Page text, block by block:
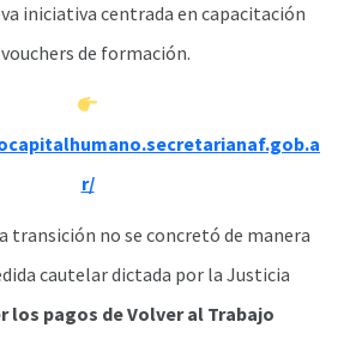
iniciativa centrada en capacitación
de formación.
r/
transición no se concretó de manera
cautelar dictada por la Justicia
los pagos de Volver al Trabajo